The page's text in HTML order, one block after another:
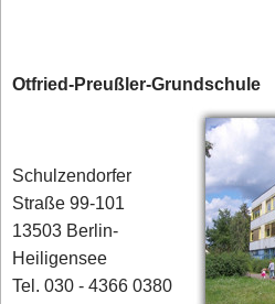
Otfried-Preußler-Grundschule
Schulzendorfer
Straße 99-101
13503 Berlin-
Heiligensee
Tel. 030 - 4366 0380